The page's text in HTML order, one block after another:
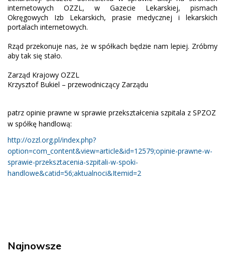
internetowych OZZL, w Gazecie Lekarskiej, pismach
Okręgowych Izb Lekarskich, prasie medycznej i lekarskich
portalach internetowych.
Rząd przekonuje nas, że w spółkach będzie nam lepiej. Zróbmy
aby tak się stało.
Zarząd Krajowy OZZL
Krzysztof Bukiel – przewodniczący Zarządu
patrz opinie prawne w sprawie przekształcenia szpitala z SPZOZ
w spółkę handlową:
http://ozzl.org.pl/index.php?
option=com_content&view=article&id=12579;opinie-prawne-w-
sprawie-przeksztacenia-szpitali-w-spoki-
handlowe&catid=56;aktualnoci&Itemid=2
Najnowsze